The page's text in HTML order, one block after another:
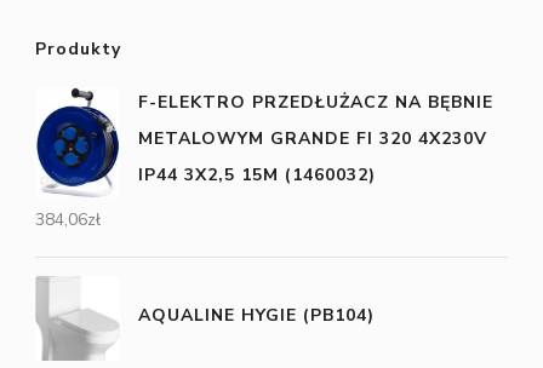
Produkty
F-ELEKTRO PRZEDŁUŻACZ NA BĘBNIE
METALOWYM GRANDE FI 320 4X230V
IP44 3X2,5 15M (1460032)
384,06zł
AQUALINE HYGIE (PB104)